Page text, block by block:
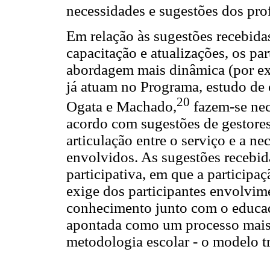
necessidades e sugestões dos
Em relação às sugestões
capacitação e atualizações, os
abordagem mais dinâmica (por
já atuam no Programa, estudo
Ogata e Machado,20 fazem-se
acordo com sugestões de
articulação entre o serviço e a
envolvidos. As sugestões
participativa, em que a
exige dos participantes
conhecimento junto com o
apontada como um processo
metodologia escolar - o modelo